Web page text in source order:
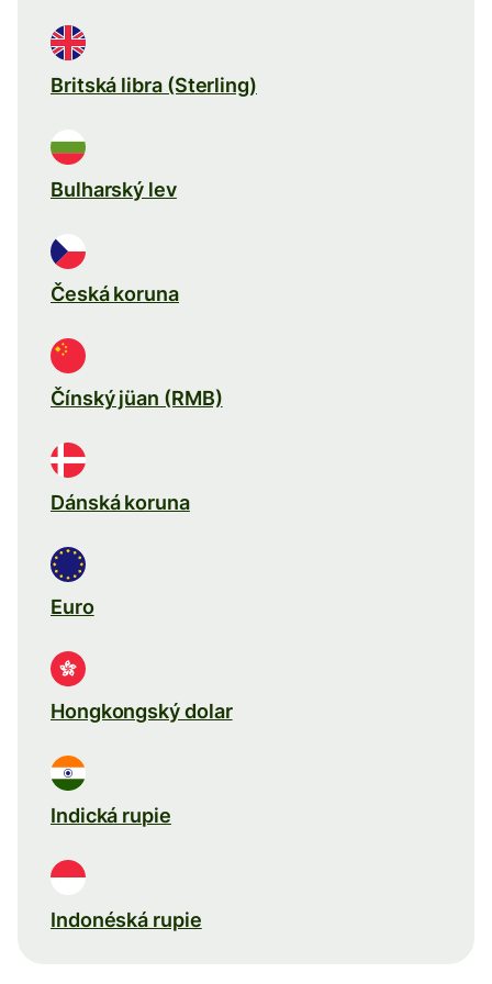
Britská libra (Sterling)
Bulharský lev
Česká koruna
Čínský jüan (RMB)
Dánská koruna
Euro
Hongkongský dolar
Indická rupie
Indonéská rupie